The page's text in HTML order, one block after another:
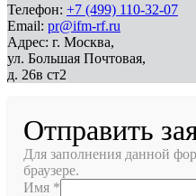
Телефон: +7 (499) 110-32-07
Email: pr@ifm-rf.ru
Адрес: г. Москва,
ул. Большая Почтовая,
д. 26в ст2
Отправить
Для заполнения данной
браузере.
Имя *